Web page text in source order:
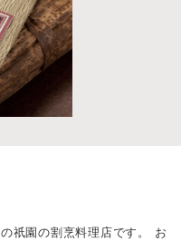
祇園の割烹料理店です。 お